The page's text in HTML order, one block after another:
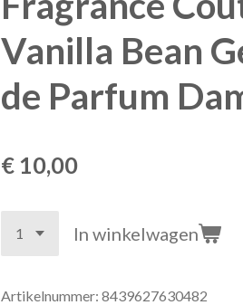
Vanilla Bean
de Parfum
€ 10,00
In winkelwagen
Artikelnummer: 8439627630482